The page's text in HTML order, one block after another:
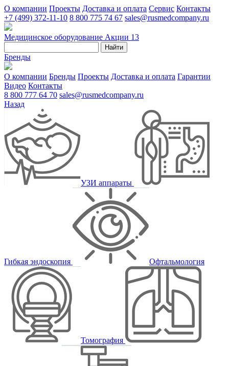
О компании Проекты Доставка и оплата Сервис Контакты
+7 (499) 372-11-10 8 800 775 74 67 sales@rusmedcompany.ru
Медицинское оборудование Акции 13
Найти
Бренды
О компании Бренды Проекты Доставка и оплата Гарантии
Видео Контакты
8 800 777 64 70 sales@rusmedcompany.ru
Назад
УЗИ аппараты
Гибкая эндоскопия Офтальмология
Томография